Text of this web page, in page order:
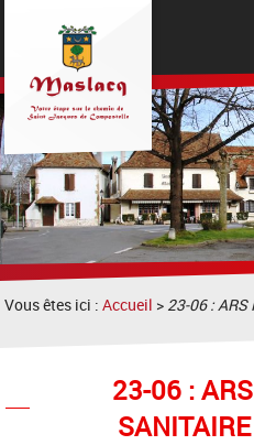
Vous êtes ici :Accueil > 23-06 :
23-06 :